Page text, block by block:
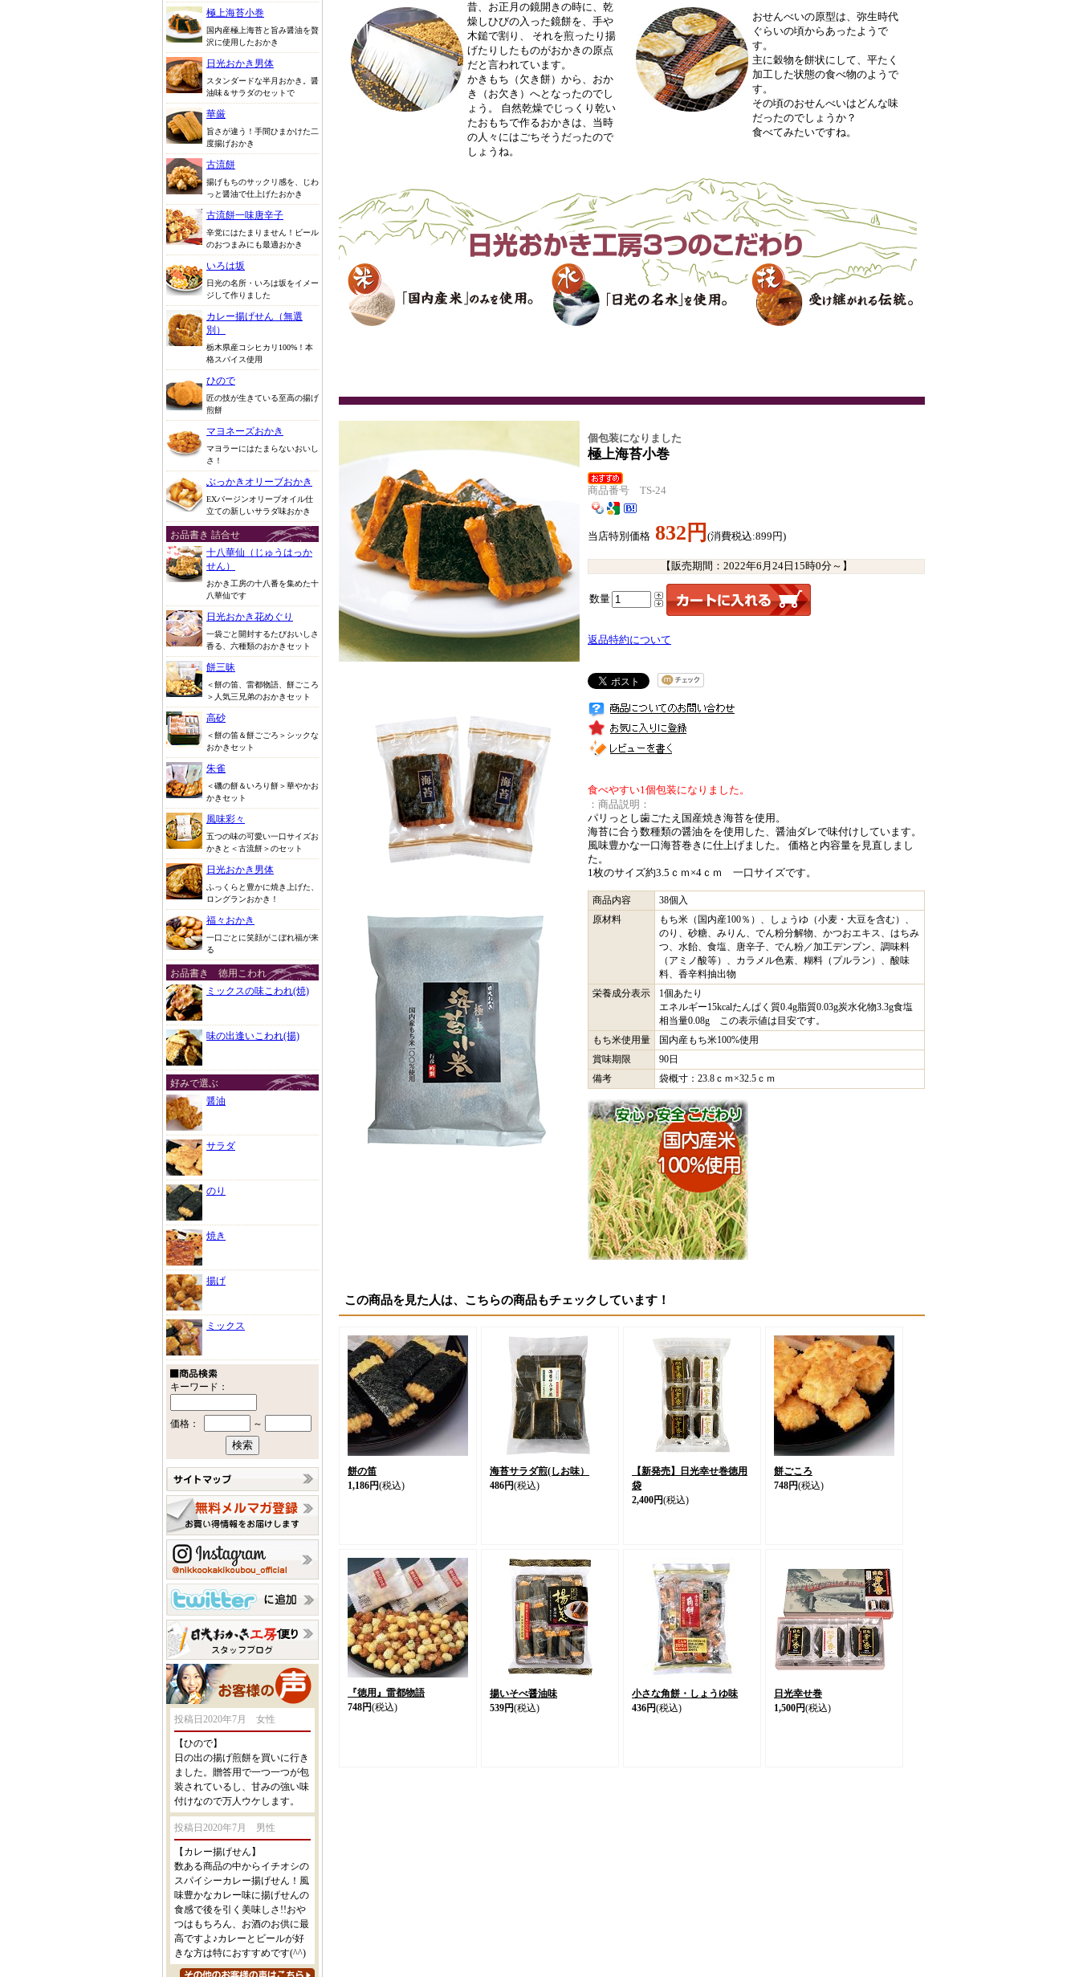
極上海苔小巻
国内産極上海苔と旨み醤油を贅
沢に使用したおかき
日光おかき男体
スタンダードな半月おかき。醤
油味＆サラダのセットで
華厳
旨さが違う！手間ひまかけた二
度揚げおかき
古流餅
揚げもちのサックリ感を、じわ
っと醤油で仕上げたおかき
古流餅一味唐辛子
辛党にはたまりません！ビール
のおつまみにも最適おかき
いろは坂
日光の名所・いろは坂をイメー
ジして作りました
カレー揚げせん（無選
別）
栃木県産コシヒカリ100%！本
格スパイス使用
ひので
匠の技が生きている至高の揚げ
煎餅
マヨネーズおかき
マヨラーにはたまらないおいし
さ！
ぶっかきオリーブおかき
EXバージンオリーブオイル仕
立ての新しいサラダ味おかき
お品書き 詰合せ
十八華仙（じゅうはっか
せん）
おかき工房の十八番を集めた十
八華仙です
日光おかき花めぐり
一袋ごと開封するたびおいしさ
香る、六種類のおかきセット
餅三昧
＜餅の笛、雷都物語、餅ごころ
＞人気三兄弟のおかきセット
高砂
＜餅の笛＆餅ごごろ＞シックな
おかきセット
朱雀
＜磯の餅＆いろり餅＞華やかお
かきセット
風味彩々
五つの味の可愛い一口サイズお
かきと＜古流餅＞のセット
日光おかき男体
ふっくらと豊かに焼き上げた、
ロングランおかき！
福々おかき
一口ごとに笑顔がこぼれ福が来
る
お品書き 徳用こわれ
ミックスの味こわれ(焼)
味の出逢いこわれ(揚)
好みで選ぶ
醤油
サラダ
のり
焼き
揚げ
ミックス
キーワード：
価格： ～
投稿日2020年7月 女性
【ひので】
日の出の揚げ煎餅を買いに行き
ました。贈答用で一つ一つが包
装されているし、甘みの強い味
付けなので万人ウケします。
投稿日2020年7月 男性
【カレー揚げせん】
数ある商品の中からイチオシの
スパイシーカレー揚げせん！風
味豊かなカレー味に揚げせんの
食感で後を引く美味しさ!!おや
つはもちろん、お酒のお供に最
高ですよ♪カレーとビールが好
きな方は特におすすめです(^^)
昔、お正月の鏡開きの時に、乾
燥しひびの入った鏡餅を、手や
木鎚で割り、 それを煎ったり揚
げたりしたものがおかきの原点
だと言われています。
かきもち（欠き餅）から、おか
き（お欠き）へとなったのでし
ょう。 自然乾燥でじっくり乾い
たおもちで作るおかきは、当時
の人々にはごちそうだったので
しょうね。
おせんべいの原型は、弥生時代
ぐらいの頃からあったようで
す。
主に穀物を餅状にして、平たく
加工した状態の食べ物のようで
す。
その頃のおせんべいはどんな味
だったのでしょうか？
食べてみたいですね。
個包装になりました
極上海苔小巻
商品番号 TS-24
当店特別価格 832円(消費税込:899円)
【販売期間： 2022年6月24日15時0分～】
数量
返品特約について
食べやすい1個包装になりました。
：商品説明：
パリっとし歯ごたえ国産焼き海苔を使用。
海苔に合う数種類の醤油をを使用した、醤油ダレで味付けしています。
風味豊かな一口海苔巻きに仕上げました。 価格と内容量を見直しまし
た。
1枚のサイズ約3.5ｃｍ×4ｃｍ 一口サイズです。
商品内容
38個入
原材料
もち米（国内産100％）、しょうゆ（小麦・大豆を含む）、
のり、砂糖、みりん、でん粉分解物、かつおエキス、はちみ
つ、水飴、食塩、唐辛子、でん粉／加工デンプン、調味料
（アミノ酸等）、カラメル色素、糊料（プルラン）、酸味
料、香辛料抽出物
栄養成分表示
1個あたり
エネルギー15kcalたんぱく質0.4g脂質0.03g炭水化物3.3g食塩
相当量0.08g この表示値は目安です。
もち米使用量
国内産もち米100%使用
賞味期限
90日
備考
袋概寸：23.8ｃｍ×32.5ｃｍ
この商品を見た人は、こちらの商品もチェックしています！
餅の笛
1,186円(税込)
海苔サラダ煎(しお味）
486円(税込)
【新発売】日光幸せ巻徳用
袋
2,400円(税込)
餅ごころ
748円(税込)
『徳用』雷都物語
748円(税込)
揚いそべ醤油味
539円(税込)
小さな角餅・しょうゆ味
436円(税込)
日光幸せ巻
1,500円(税込)